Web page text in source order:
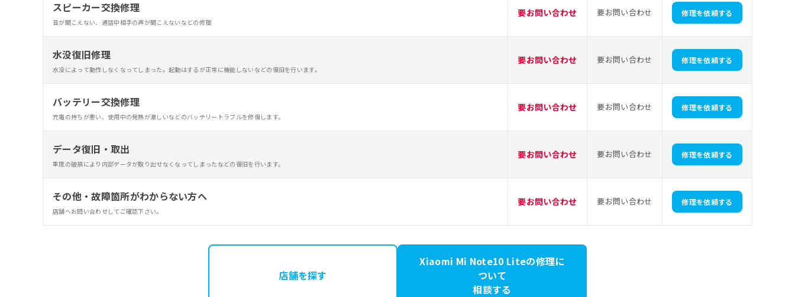
スピーカー交換修理
音が聞こえない、通話中相手の声が聞こえないなどの修理
要お問い合わせ 要お問い合わせ 修理を依頼する
水没復旧修理
水没によって動作しなくなってしまった。起動はするが正常に機能しないなどの復旧を行います。
要お問い合わせ 要お問い合わせ 修理を依頼する
バッテリー交換修理
充電の持ちが悪い、使用中の発熱が激しいなどのバッテリートラブルを修復します。
要お問い合わせ 要お問い合わせ 修理を依頼する
データ復旧・取出
重度の破損により内部データが取り出せなくなってしまったなどの復旧を行います。
要お問い合わせ 要お問い合わせ 修理を依頼する
その他・故障箇所がわからない方へ
店舗へお問い合わせしてご確認下さい。
要お問い合わせ 要お問い合わせ 修理を依頼する
店舗を探す
Xiaomi Mi Note10 Liteの修理に
ついて
相談する